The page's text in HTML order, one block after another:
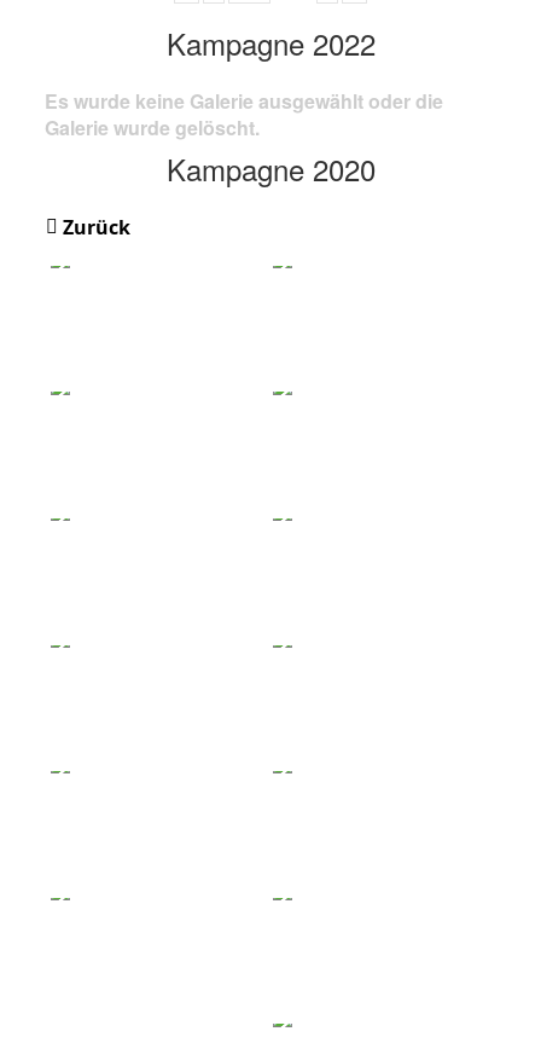
Kampagne 2022
Es wurde keine Galerie ausgewählt oder die
Galerie wurde gelöscht.
Kampagne 2020
Zurück